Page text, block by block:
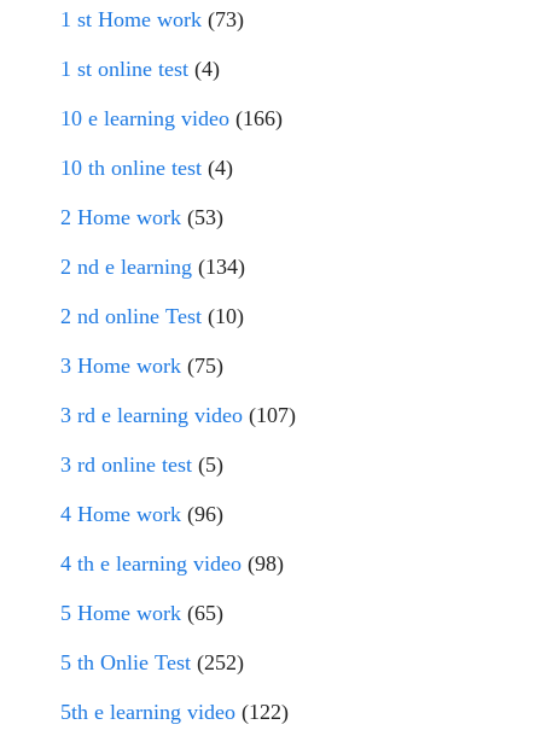
1 st Home work (73)
1 st online test (4)
10 e learning video (166)
10 th online test (4)
2 Home work (53)
2 nd e learning (134)
2 nd online Test (10)
3 Home work (75)
3 rd e learning video (107)
3 rd online test (5)
4 Home work (96)
4 th e learning video (98)
5 Home work (65)
5 th Onlie Test (252)
5th e learning video (122)